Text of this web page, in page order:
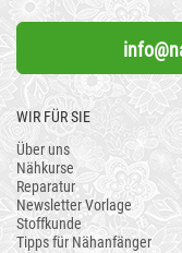
WIR FÜR SIE
Über uns
Nähkurse
Reparatur
Newsletter Vorlage
Stoffkunde
Tipps für Nähanfänger